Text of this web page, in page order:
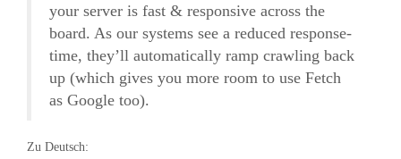
your server is fast & responsive across the
board. As our systems see a reduced response-
time, they’ll automatically ramp crawling back
up (which gives you more room to use Fetch
as Google too).
Zu Deutsch: